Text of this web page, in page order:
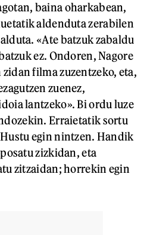
baina oharkabean,
aldenduta zerabilen
«Ate batzuk zabaldu
ez. Ondoren, Nagore
filma zuzentzeko, eta,
zuenez,
lantzeko». Bi ordu luze
Erraietatik sortu
egin nintzen. Handik
zizkidan, eta
zitzaidan; horrekin egin